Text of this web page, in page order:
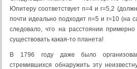
Юпитеру соответствует n=4 и r=5,2
почти идеально подходит n=5 и r=10 (на
следовало, что на расстоянии
существовать какая-то планета!
В 1796 году даже было
стремившихся обнаружить эту